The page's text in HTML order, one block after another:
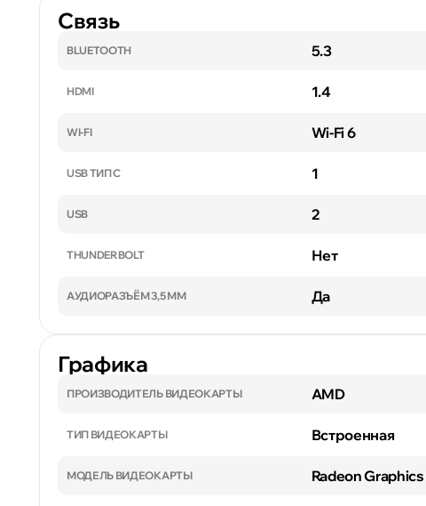
Связь
BLUETOOTH 5.3
HDMI 1.4
WI-FI Wi-Fi 6
USB ТИП C 1
USB 2
THUNDERBOLT Нет
АУДИОРАЗЪЁМ 3,5 ММ Да
Графика
ПРОИЗВОДИТЕЛЬ ВИДЕОКАРТЫ AMD
ТИП ВИДЕОКАРТЫ Встроенная
МОДЕЛЬ ВИДЕОКАРТЫ Radeon Graphics